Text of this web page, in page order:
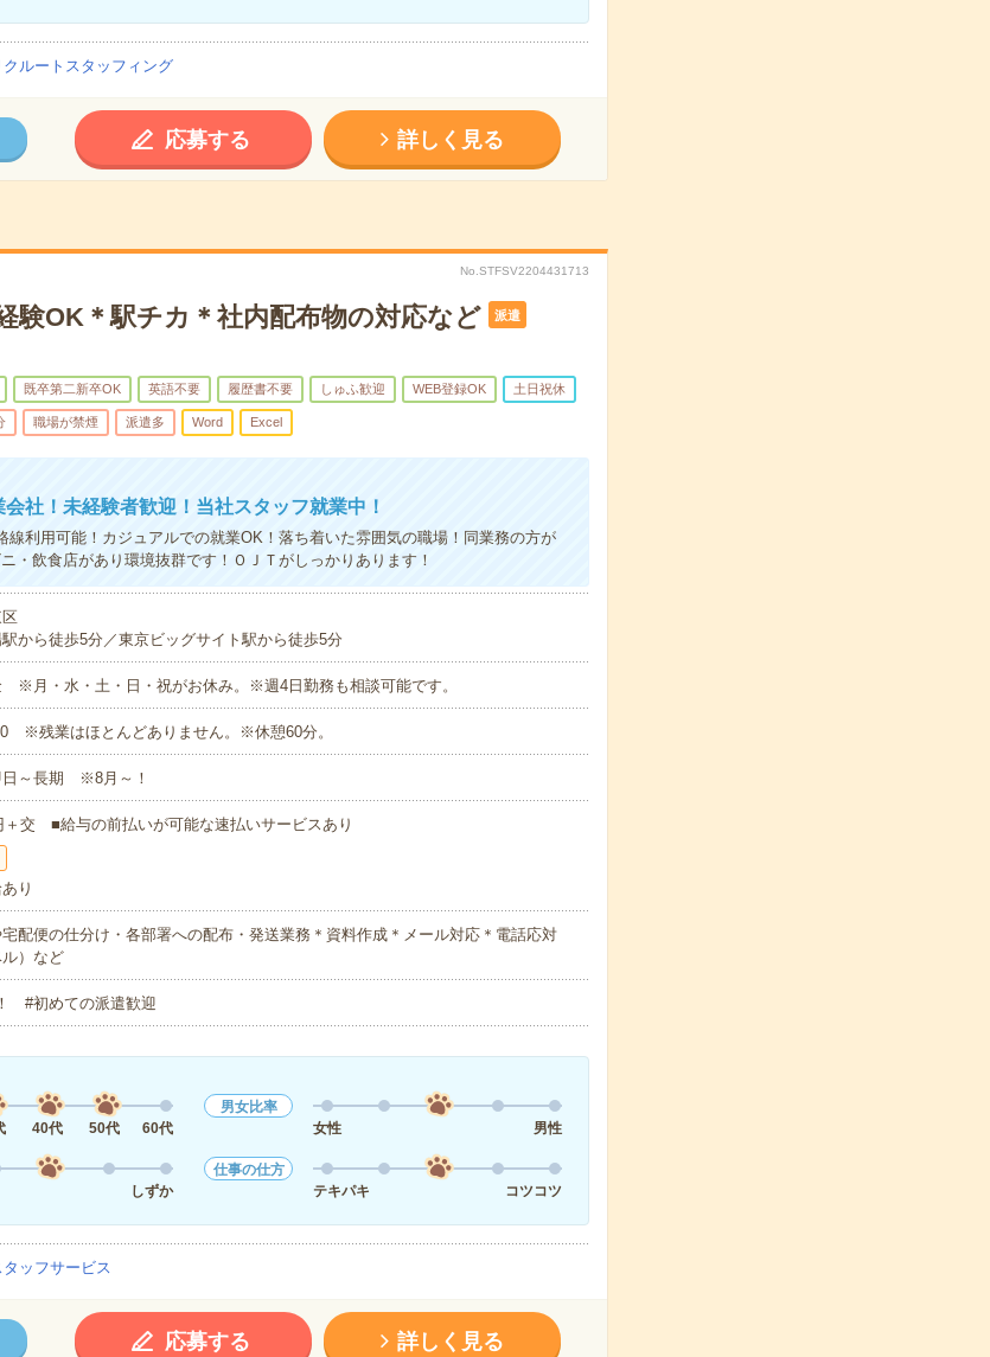
ルートスタッフィング
応募する 詳しく見る
No.STFSV2204431713
験OK＊駅チカ＊社内配布物の対応など 派遣
既卒第二新卒OK 英語不要 履歴書不要 しゅふ歓迎 WEB登録OK 土日祝休
職場が禁煙 派遣多 Word Excel
社！未経験者歓迎！当社スタッフ就業中！
線利用可能！カジュアルでの就業OK！落ち着いた雰囲気の職場！同業務の方が
・飲食店があり環境抜群です！ＯＪＴがしっかりあります！
から徒歩5分／東京ビッグサイト駅から徒歩5分
※月・水・土・日・祝がお休み。※週4日勤務も相談可能です。
※残業はほとんどありません。※休憩60分。
日～長期 ※8月～！
＋交 ■給与の前払いが可能な速払いサービスあり
り
宅配便の仕分け・各部署への配布・発送業務＊資料作成＊メール対応＊電話応対
ル）など
#初めての派遣歓迎
40代 50代 60代
男女比率
女性
男性
しずか
仕事の仕方
テキパキ
コツコツ
ッフサービス
応募する 詳しく見る